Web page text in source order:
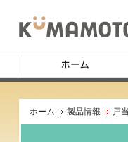
ホーム 製品情報 戸当